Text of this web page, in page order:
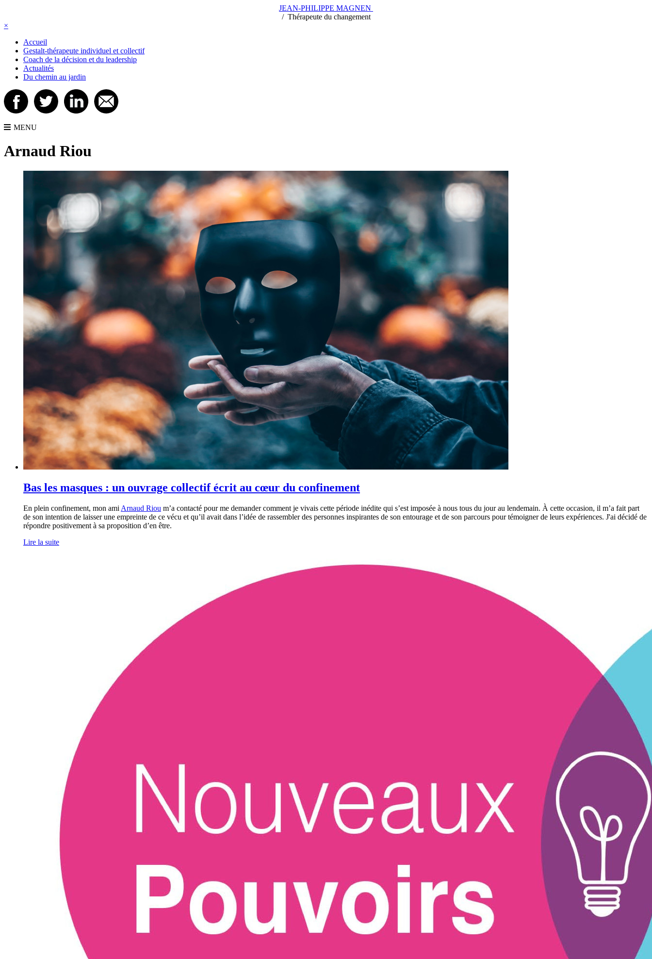
JEAN-PHILIPPE MAGNEN
// Thérapeute du changement
×
Accueil
Gestalt-thérapeute individuel et collectif
Coach de la décision et du leadership
Actualités
Du chemin au jardin
MENU
Arnaud Riou
Bas les masques : un ouvrage collectif écrit au cœur du confinement
En plein confinement, mon ami Arnaud Riou m’a contacté pour me demander comment je vivais cette période inédite qui s’est imposée à nous tous du jour au lendemain. À cette occasion, il m’a fait part
de son intention de laisser une empreinte de ce vécu et qu’il avait dans l’idée de rassembler des personnes inspirantes de son entourage et de son parcours pour témoigner de leurs expériences. J'ai décidé de
répondre positivement à sa proposition d’en être.
Lire la suite